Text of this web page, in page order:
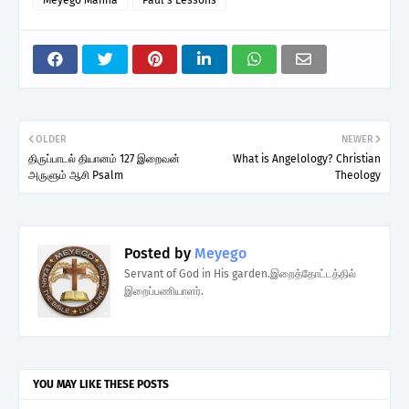
NEWER
What is Angelology? Christian
Theology
OLDER
திருப்பாடல் தியானம் 127 இறைவன்
அருளும் ஆசி Psalm
Posted by Meyego
Servant of God in His garden.இறைத்தோட்டத்தில்
இறைப்பணியாளர்.
YOU MAY LIKE THESE POSTS